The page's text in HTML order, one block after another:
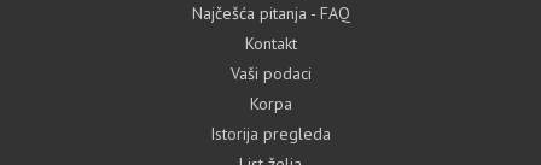
Najčešća pitanja - FAQ
Kontakt
Vaši podaci
Korpa
Istorija pregleda